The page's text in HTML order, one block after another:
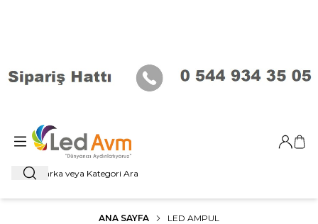
Ara
Giriş
ANA SAYFA LED AMPUL